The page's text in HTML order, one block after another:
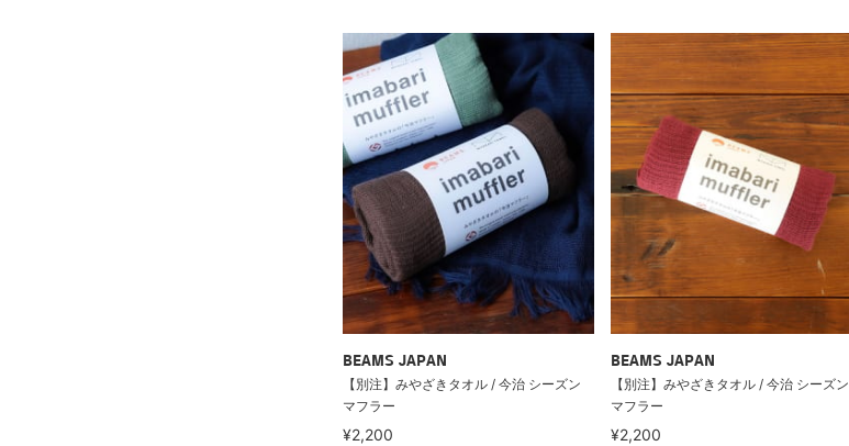
BEAMS JAPAN
【別注】みやざきタオル / 今治 シーズン
マフラー
¥2,200
BEAMS JAPAN
【別注】みやざきタオル / 今治 シーズン
マフラー
¥2,200